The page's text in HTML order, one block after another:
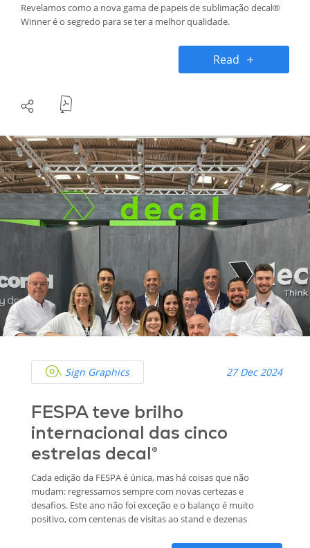
Revelamos como a nova gama de papeis de sublimação decal®
Winner é o segredo para se ter a melhor qualidade.
Read
Sign Graphics 27 Dec 2024
FESPA teve brilho
internacional das cinco
estrelas decal®
Cada edição da FESPA é única, mas há coisas que não
mudam: regressamos sempre com novas certezas e
desafios. Este ano não foi exceção e o balanço é muito
positivo, com centenas de visitas ao stand e dezenas